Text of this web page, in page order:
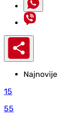
Najnovije
15
55